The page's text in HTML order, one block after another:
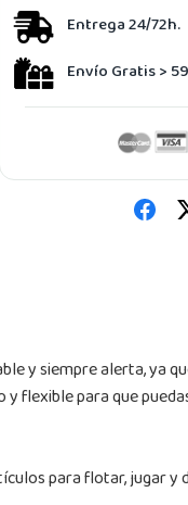
Entrega 24/72h.
Envío Gratis >
y siempre alerta, ya
flexible para que
para flotar, jugar y